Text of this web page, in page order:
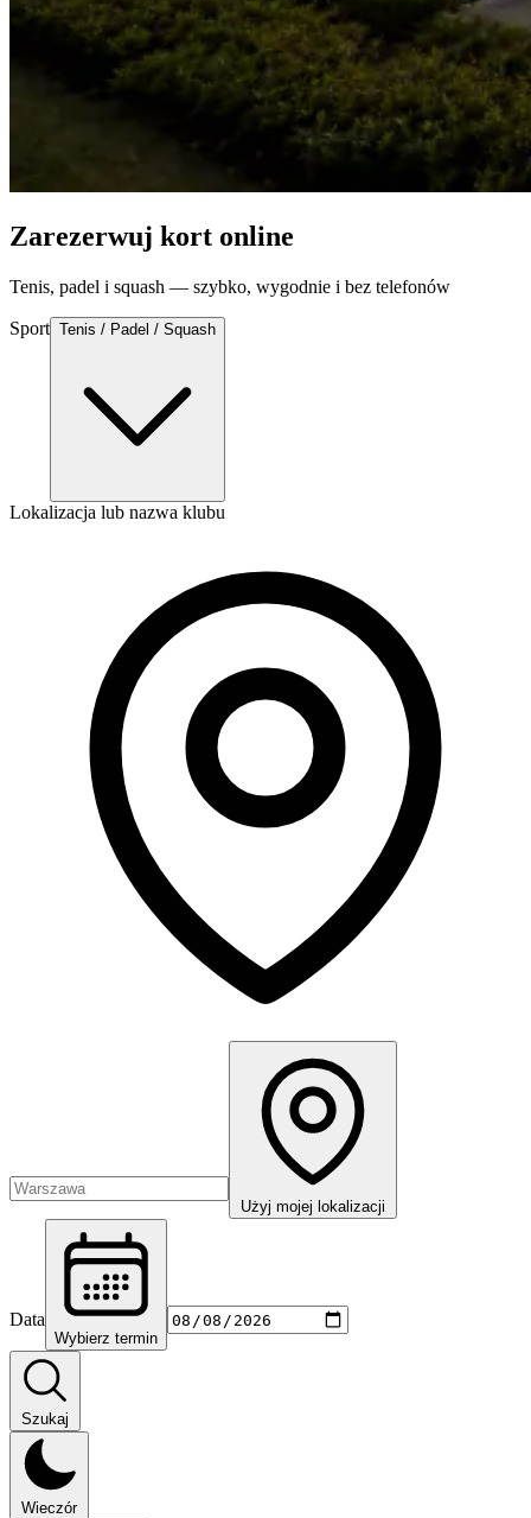
Zarezerwuj kort online
Tenis, padel i squash — szybko, wygodnie i bez telefonów
Sport Tenis / Padel / Squash
Lokalizacja lub nazwa klubu
Użyj mojej lokalizacji
Data
Wybierz termin
Szukaj
Wieczór